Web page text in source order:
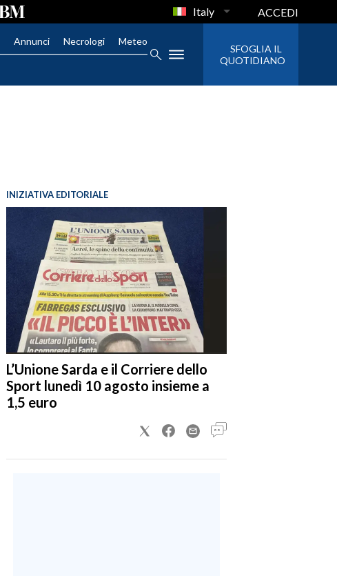
Italy ACCEDI
Annunci Necrologi Meteo
SFOGLIA IL
QUOTIDIANO
INIZIATIVA EDITORIALE
L’Unione Sarda e il Corriere dello
Sport lunedì 10 agosto insieme a
1,5 euro